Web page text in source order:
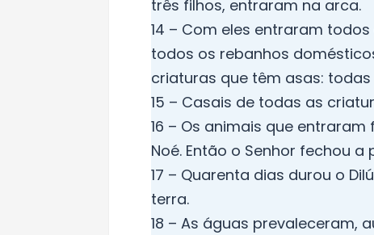
três filhos, entraram na arca.
14 – Com eles entraram
todos os rebanhos
criaturas que têm asas:
15 – Casais de todas as
16 – Os animais que
Noé. Então o Senhor fechou a
17 – Quarenta dias durou o
terra.
18 – As águas prevaleceram,